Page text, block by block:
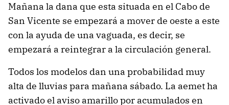
Mañana la dana que esta situada en el Cabo de
San Vicente se empezará a mover de oeste a este
con la ayuda de una vaguada, es decir, se
empezará a reintegrar a la circulación general.
Todos los modelos dan una probabilidad muy
alta de lluvias para mañana sábado. La aemet ha
activado el aviso amarillo por acumulados en